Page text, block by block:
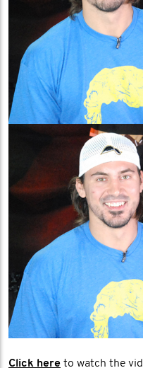
Click here to watch the